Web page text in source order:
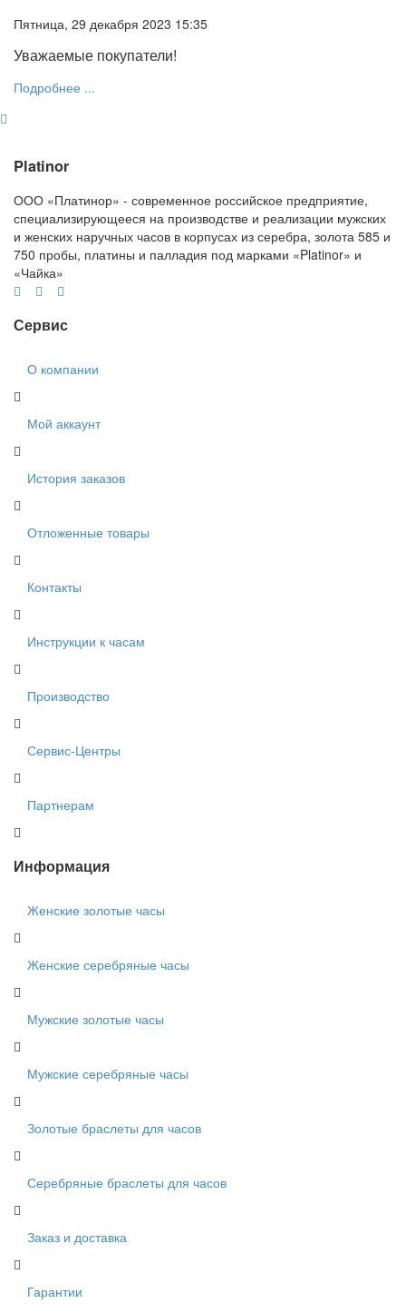
Пятница, 29 декабря 2023 15:35
Уважаемые покупатели!
Подробнее ...
Platinor
ООО «Платинор» - современное российское предприятие,
специализирующееся на производстве и реализации мужских
и женских наручных часов в корпусах из серебра, золота 585 и
750 пробы, платины и палладия под марками «Platinor» и
«Чайка»
Сервис
О компании
Мой аккаунт
История заказов
Отложенные товары
Контакты
Инструкции к часам
Производство
Сервис-Центры
Партнерам
Информация
Женские золотые часы
Женские серебряные часы
Мужские золотые часы
Мужские серебряные часы
Золотые браслеты для часов
Серебряные браслеты для часов
Заказ и доставка
Гарантии